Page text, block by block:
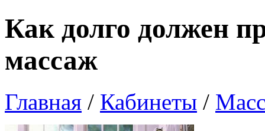
Как долго должен
массаж
Главная / Кабинеты /